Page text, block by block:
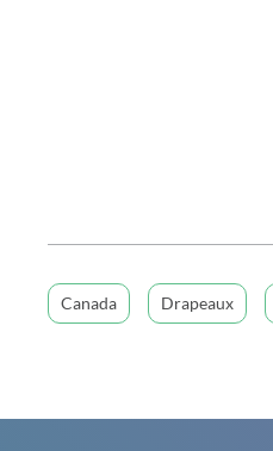
Canada Drapeaux